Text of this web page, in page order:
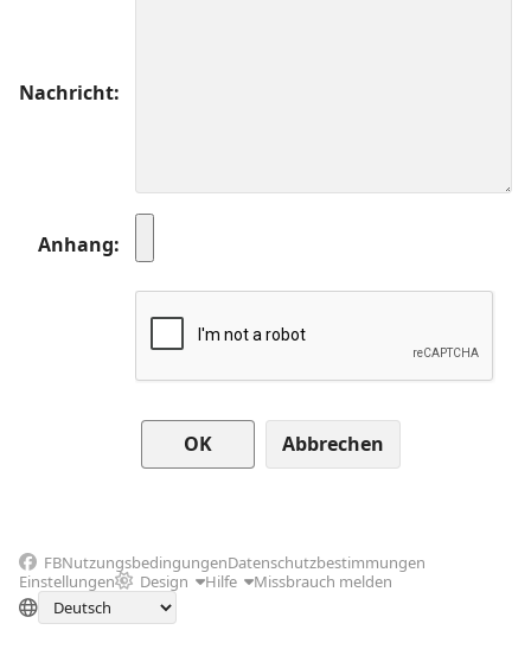
Nachricht
Anhang
Abbrechen
FBNutzungsbedingungenDatenschutzbestimmungen
Einstellungen
Design Hilfe Missbrauch melden